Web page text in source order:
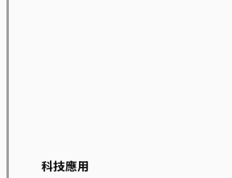
科技應用